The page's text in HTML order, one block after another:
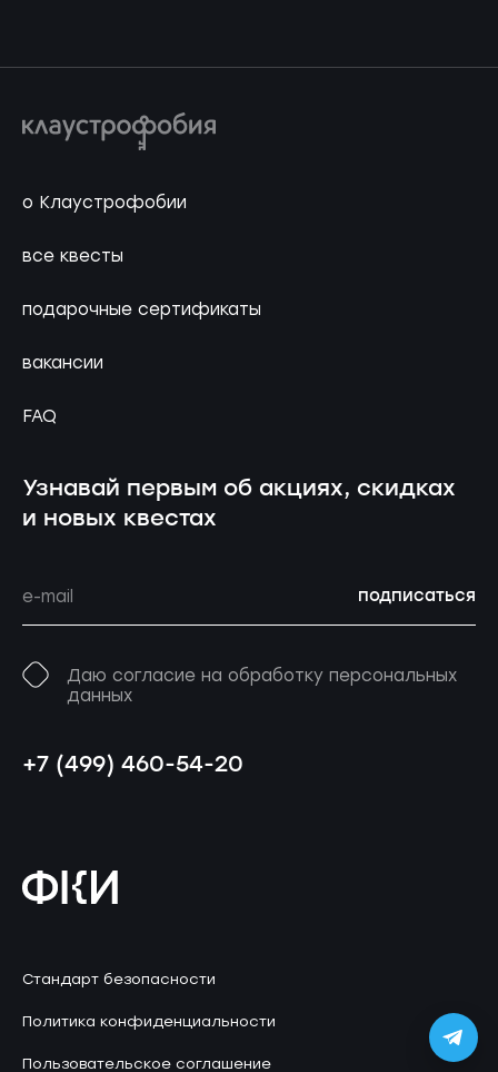
о Клаустрофобии
все квесты
подарочные сертификаты
вакансии
FAQ
Узнавай первым об акциях, скидках
и новых квестах
подписаться
Даю согласие на обработку персональных
данных
+7 (499) 460-54-20
Стандарт безопасности
Политика конфиденциальности
Пользовательское соглашение